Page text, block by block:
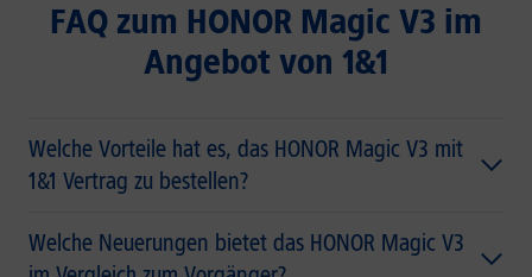
FAQ zum HONOR Magic V3 im
Angebot von 1&1
Welche Vorteile hat es, das HONOR Magic V3 mit
1&1 Vertrag zu bestellen?
Welche Neuerungen bietet das HONOR Magic V3